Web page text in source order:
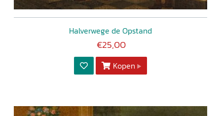
Halverwege de Opstand
€25,00
Kopen